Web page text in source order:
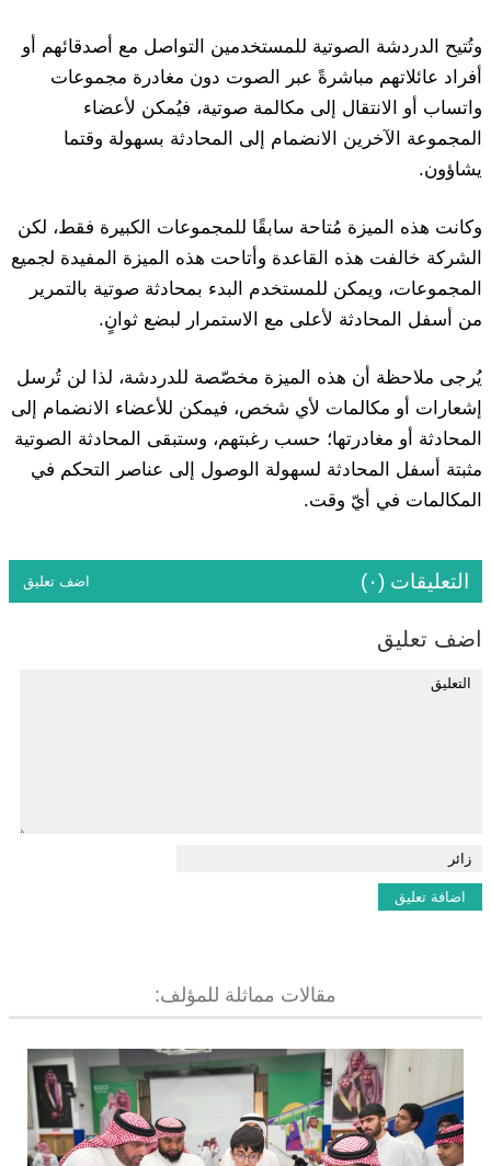
وتُتيح الدردشة الصوتية للمستخدمين التواصل مع أصدقائهم أو
أفراد عائلاتهم مباشرةً عبر الصوت دون مغادرة مجموعات
واتساب أو الانتقال إلى مكالمة صوتية، فيُمكن لأعضاء
المجموعة الآخرين الانضمام إلى المحادثة بسهولة وقتما
يشاؤون.
وكانت هذه الميزة مُتاحة سابقًا للمجموعات الكبيرة فقط، لكن
الشركة خالفت هذه القاعدة وأتاحت هذه الميزة المفيدة لجميع
المجموعات، ويمكن للمستخدم البدء بمحادثة صوتية بالتمرير
من أسفل المحادثة لأعلى مع الاستمرار لبضع ثوانٍ.
يُرجى ملاحظة أن هذه الميزة مخصّصة للدردشة، لذا لن تُرسل
إشعارات أو مكالمات لأي شخص، فيمكن للأعضاء الانضمام إلى
المحادثة أو مغادرتها؛ حسب رغبتهم، وستبقى المحادثة الصوتية
مثبتة أسفل المحادثة لسهولة الوصول إلى عناصر التحكم في
المكالمات في أيّ وقت.
التعليقات (٠) اضف تعليق
اضف تعليق
مقالات مماثلة للمؤلف: